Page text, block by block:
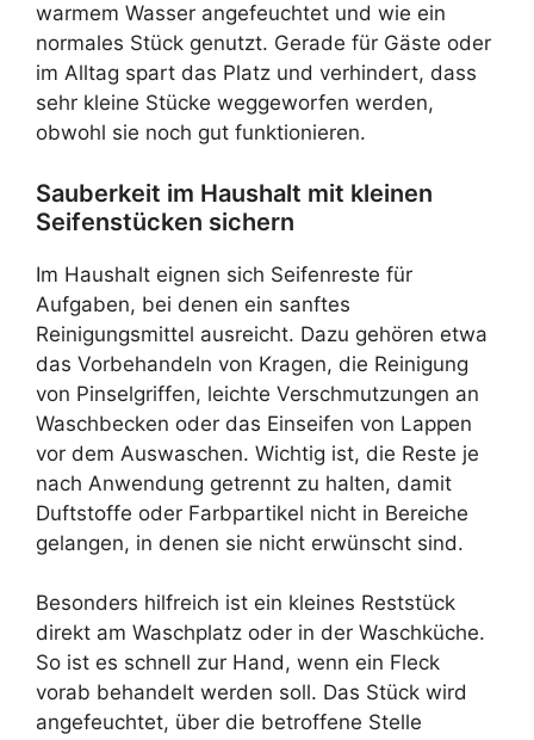
warmem Wasser angefeuchtet und wie ein
normales Stück genutzt. Gerade für Gäste oder
im Alltag spart das Platz und verhindert, dass
sehr kleine Stücke weggeworfen werden,
obwohl sie noch gut funktionieren.
Sauberkeit im Haushalt mit kleinen
Seifenstücken sichern
Im Haushalt eignen sich Seifenreste für
Aufgaben, bei denen ein sanftes
Reinigungsmittel ausreicht. Dazu gehören etwa
das Vorbehandeln von Kragen, die Reinigung
von Pinselgriffen, leichte Verschmutzungen an
Waschbecken oder das Einseifen von Lappen
vor dem Auswaschen. Wichtig ist, die Reste je
nach Anwendung getrennt zu halten, damit
Duftstoffe oder Farbpartikel nicht in Bereiche
gelangen, in denen sie nicht erwünscht sind.
Besonders hilfreich ist ein kleines Reststück
direkt am Waschplatz oder in der Waschküche.
So ist es schnell zur Hand, wenn ein Fleck
vorab behandelt werden soll. Das Stück wird
angefeuchtet, über die betroffene Stelle